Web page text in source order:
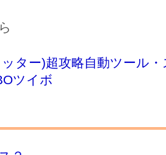
ター)超攻略自動ツール
ツイボ